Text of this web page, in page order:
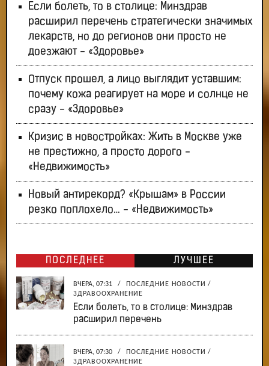
Если болеть, то в столице: Минздрав
расширил перечень стратегически значимых
лекарств, но до регионов они просто не
доезжают - «Здоровье»
Отпуск прошел, а лицо выглядит уставшим:
почему кожа реагирует на море и солнце не
сразу - «Здоровье»
Кризис в новостройках: Жить в Москве уже
не престижно, а просто дорого -
«Недвижимость»
Новый антирекорд? «Крышам» в России
резко поплохело… - «Недвижимость»
ПОСЛЕДНЕЕ ЛУЧШЕЕ
ВЧЕРА, 07:31 / ПОСЛЕДНИЕ НОВОСТИ /
ЗДРАВООХРАНЕНИЕ
Если болеть, то в столице: Минздрав
расширил перечень
ВЧЕРА, 07:30 / ПОСЛЕДНИЕ НОВОСТИ /
ЗДРАВООХРАНЕНИЕ